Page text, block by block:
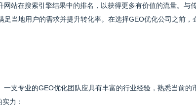
站在搜索引擎结果中的排名，以获得更多有价值的流量。与
当地用户的需求并提升转化率。在选择GEO优化公司之前，
支专业的GEO优化团队应具有丰富的行业经验，熟悉当前的
力：